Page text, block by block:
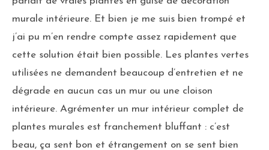
murale intérieure. Et bien je me suis bien trompé et
j’ai pu m’en rendre compte assez rapidement que
cette solution était bien possible. Les plantes vertes
utilisées ne demandent beaucoup d’entretien et ne
dégrade en aucun cas un mur ou une cloison
intérieure. Agrémenter un mur intérieur complet de
plantes murales est franchement bluffant : c’est
beau, ça sent bon et étrangement on se sent bien